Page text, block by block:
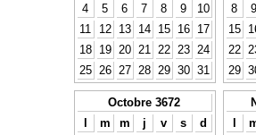
4
5 6 7 8 9
10
11
12 13 14 15 16
17
18
19 20 21 22 23
24
25
26 27 28 29 30 31
8
9
15
22
29
Octobre 3672
l
m m j v s
d
l